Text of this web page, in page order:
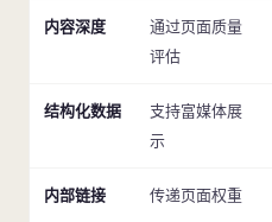
内容深度
通过页面质量
评估
结构化数据
支持富媒体展
示
内部链接 传递页面权重